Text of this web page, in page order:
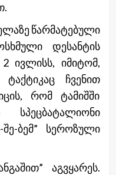
წარმატებული
დესანტის
ივლისს, იმიტომ,
ჩვენით
რომ ტამიშში
სპეცბატალიონი
ბემ” სეროზული
აგვყარეს.